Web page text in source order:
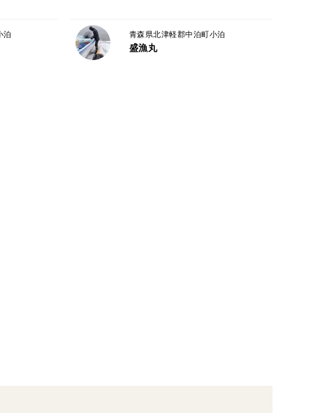
泊 青森県北津軽郡中泊町小泊
盛漁丸